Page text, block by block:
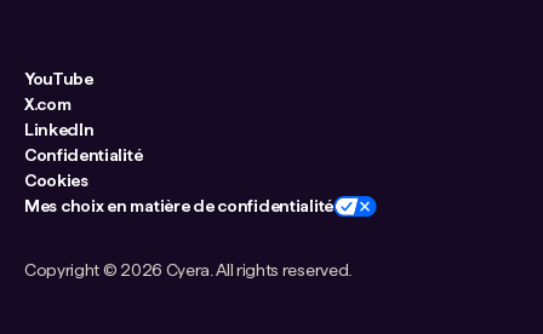
Copyright © 2026 Cyera. All rights reserved.
YouTube
X.com
LinkedIn
Confidentialité
Cookies
Mes choix en matière de confidentialité